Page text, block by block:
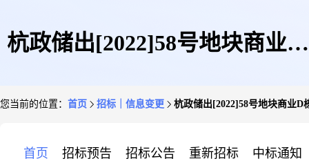
杭政储出[2022]58号地块商业D
您当前的位置： 首页 招标｜信息变更 杭政储出[2022]58号地块商业D
首页 招标预告 招标公告 重新招标 中标通知